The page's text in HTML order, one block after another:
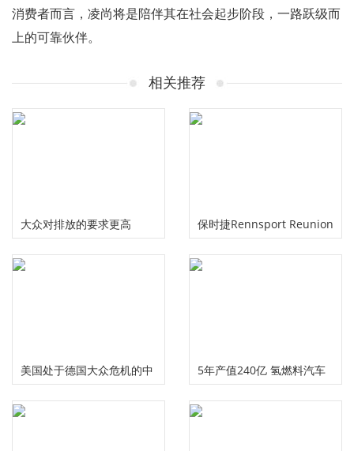
消费者而言，凌尚将是陪伴其在社会起步阶段，一路跃级而
上的可靠伙伴。
相关推荐
大众对排放的要求更高
保时捷Rennsport Reunion
标志使用标志性的Laguna
美国处于德国大众危机的中
心
5年产值240亿 氢燃料汽车
发布新规划